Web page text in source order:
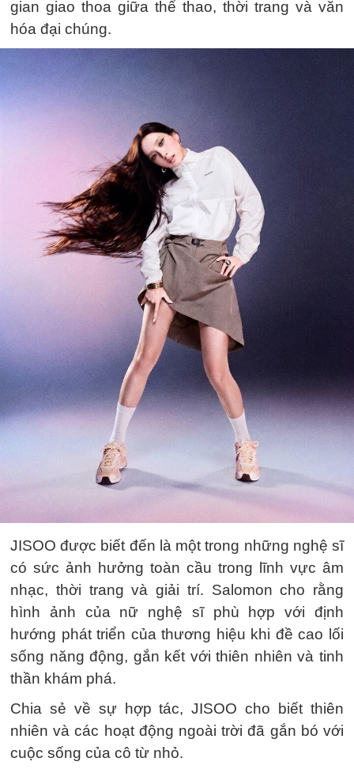
gian giao thoa giữa thể thao, thời trang và văn
hóa đại chúng.
JISOO được biết đến là một trong những nghệ sĩ
có sức ảnh hưởng toàn cầu trong lĩnh vực âm
nhạc, thời trang và giải trí. Salomon cho rằng
hình ảnh của nữ nghệ sĩ phù hợp với định
hướng phát triển của thương hiệu khi đề cao lối
sống năng động, gắn kết với thiên nhiên và tinh
thần khám phá.
Chia sẻ về sự hợp tác, JISOO cho biết thiên
nhiên và các hoạt động ngoài trời đã gắn bó với
cuộc sống của cô từ nhỏ.